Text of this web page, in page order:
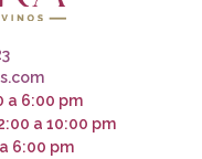
a 6:00 pm
a 10:00 pm
6:00 pm